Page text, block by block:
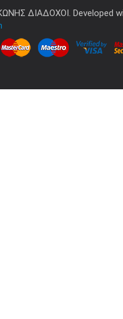
ΔΙΑΔΟΧΟΙ. Developed